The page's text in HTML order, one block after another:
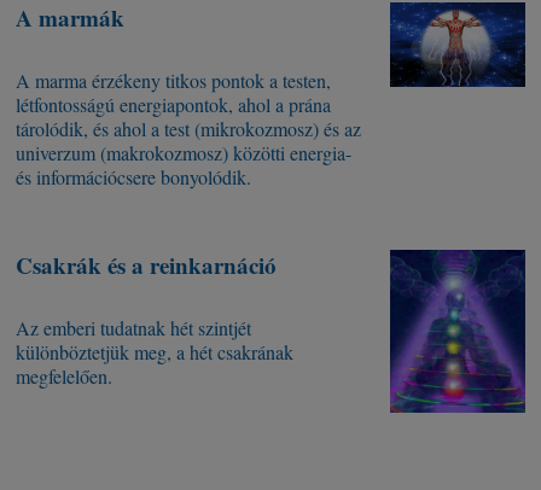
A marmák
A marma érzékeny titkos pontok a testen,
létfontosságú energiapontok, ahol a prána
tárolódik, és ahol a test (mikrokozmosz) és az
univerzum (makrokozmosz) közötti energia-
és információcsere bonyolódik.
Csakrák és a reinkarnáció
Az emberi tudatnak hét szintjét
különböztetjük meg, a hét csakrának
megfelelően.